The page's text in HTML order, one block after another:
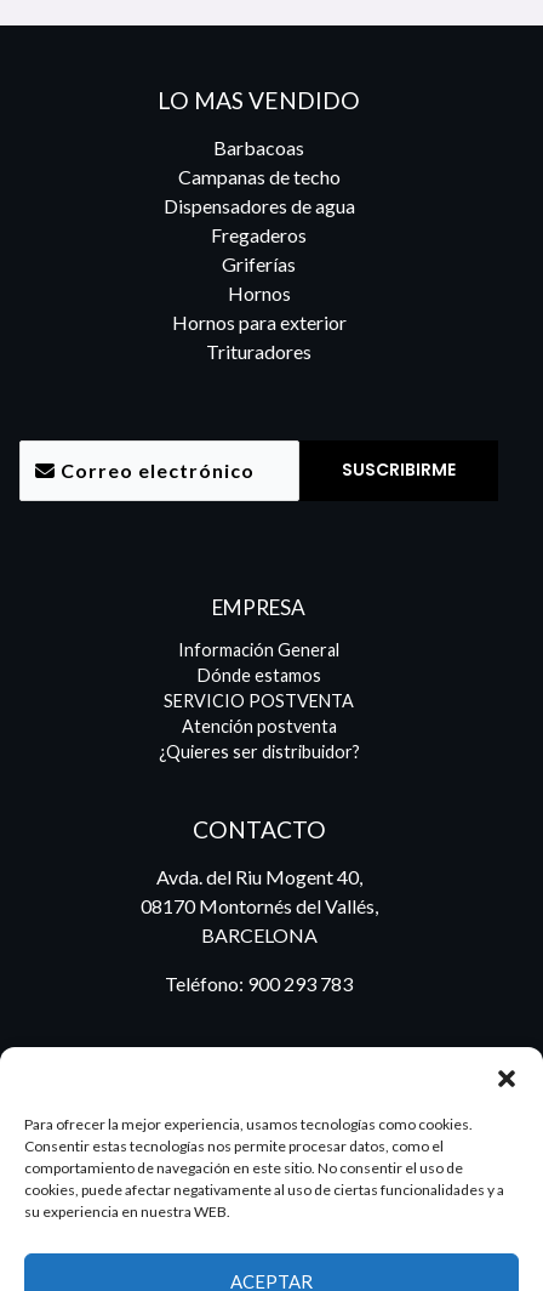
Para ofrecer la mejor experiencia, usamos tecnologías como cookies.
Consentir estas tecnologías nos permite procesar datos, como el
comportamiento de navegación en este sitio. No consentir el uso de
cookies, puede afectar negativamente al uso de ciertas funcionalidades y a
su experiencia en nuestra WEB.
ACEPTAR
LO MAS VENDIDO
Barbacoas
Campanas de techo
Dispensadores de agua
Fregaderos
Griferías
Hornos
Hornos para exterior
Trituradores
EMPRESA
Información General
Dónde estamos
SERVICIO POSTVENTA
Atención postventa
¿Quieres ser distribuidor?
CONTACTO
Avda. del Riu Mogent 40,
08170 Montornés del Vallés,
BARCELONA
Teléfono: 900 293 783